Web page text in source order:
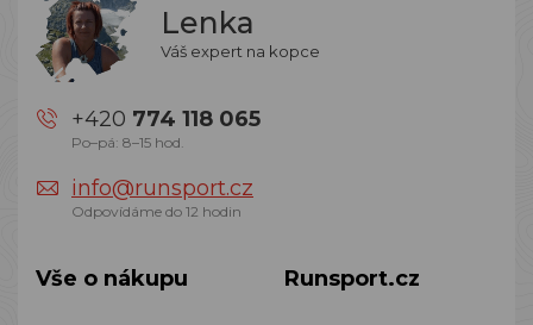
Lenka
Váš expert na kopce
+420 774 118 065
Po–pá: 8–15 hod.
info@runsport.cz
Odpovídáme do 12 hodin
Vše o nákupu Runsport.cz